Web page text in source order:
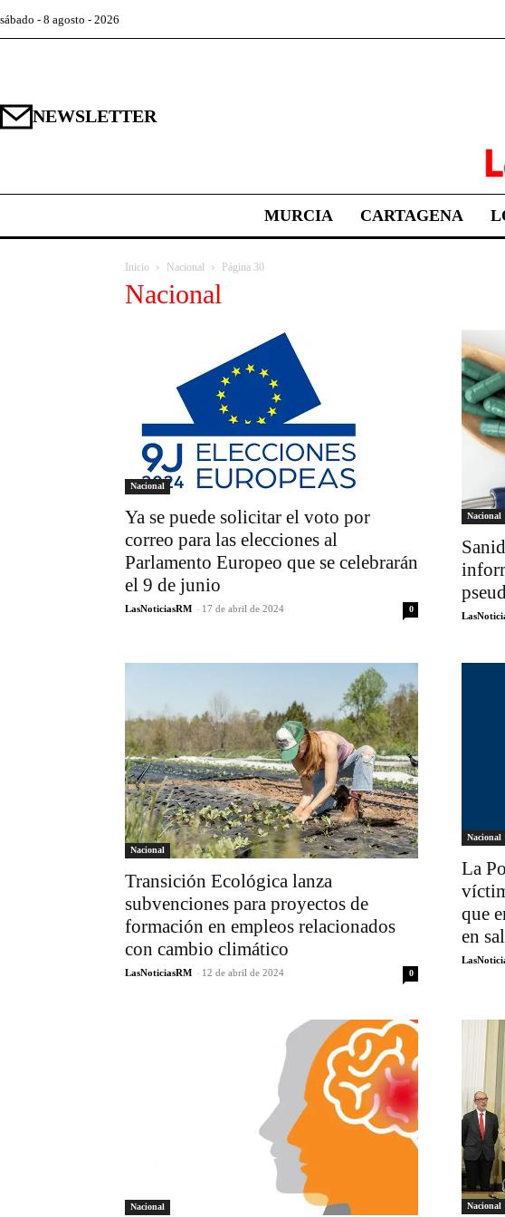
sábado - 8 agosto - 2026
NEWSLETTER
MURCIA CARTAGENA
Inicio Nacional Página 30
Nacional
Nacional
Ya se puede solicitar el voto por
correo para las elecciones al
Parlamento Europeo que se celebrarán
el 9 de junio
LasNoticiasRM - 17 de abril de 2024 0
Nacional
Nacional
Transición Ecológica lanza
subvenciones para proyectos de
formación en empleos relacionados
con cambio climático
LasNoticiasRM - 12 de abril de 2024 0
Nacional
La
que
en
Nacional Nacional